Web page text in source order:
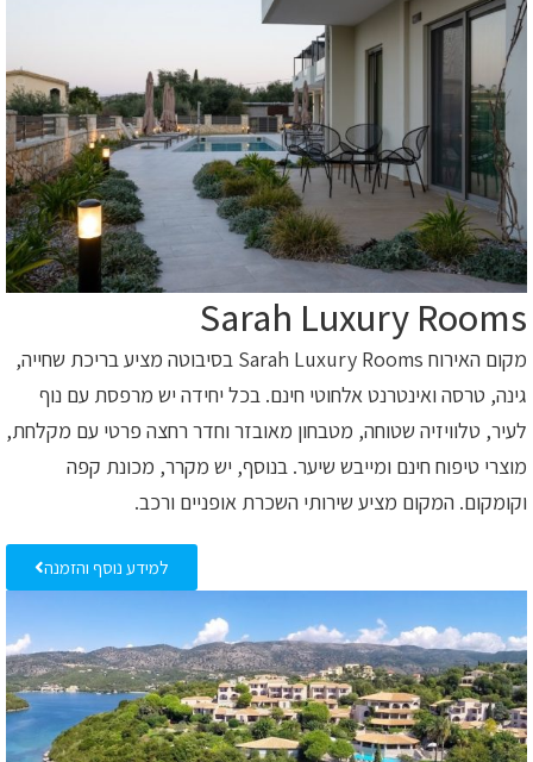
Sarah Luxury Rooms
מקום האירוח Sarah Luxury Rooms בסיבוטה מציע בריכת שחייה,
גינה, טרסה ואינטרנט אלחוטי חינם. בכל יחידה יש מרפסת עם נוף
לעיר, טלוויזיה שטוחה, מטבחון מאובזר וחדר רחצה פרטי עם מקלחת,
מוצרי טיפוח חינם ומייבש שיער. בנוסף, יש מקרר, מכונת קפה
וקומקום. המקום מציע שירותי השכרת אופניים ורכב.
למידע נוסף והזמנה